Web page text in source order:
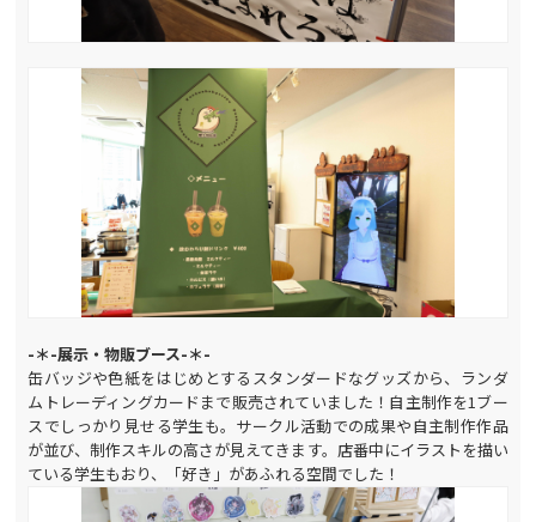
-＊-展示・物販ブース-＊-
缶バッジや色紙をはじめとするスタンダードなグッズから、ランダ
ムトレーディングカードまで販売されていました！自主制作を1ブー
スでしっかり見せる学生も。サークル活動での成果や自主制作作品
が並び、制作スキルの高さが見えてきます。店番中にイラストを描い
ている学生もおり、「好き」があふれる空間でした！